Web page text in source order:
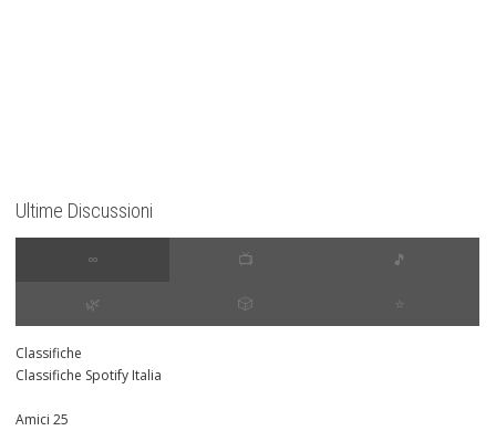
Ultime Discussioni
∞ 📺 🎵
🌿 🎲 ⭐️
Classifiche
Classifiche Spotify Italia
Amici 25